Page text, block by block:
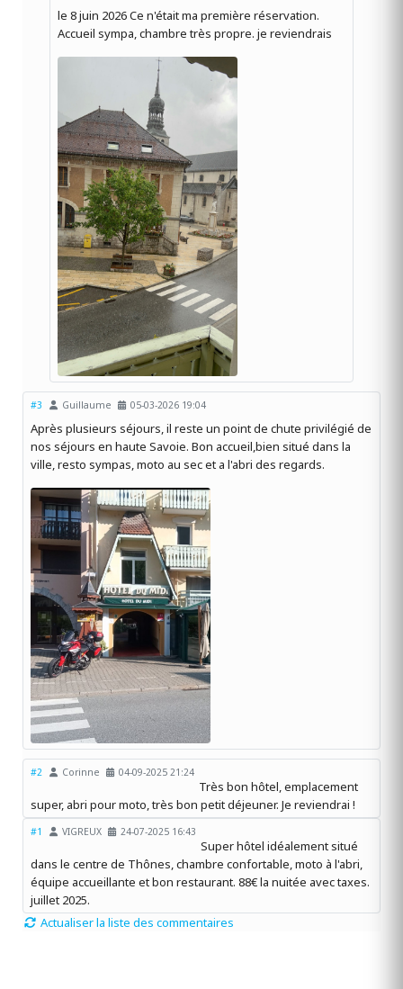
le 8 juin 2026 Ce n'était ma première réservation.
Accueil sympa, chambre très propre. je reviendrais
#3 Guillaume 05-03-2026 19:04
Après plusieurs séjours, il reste un point de chute privilégié de
nos séjours en haute Savoie. Bon accueil,bien situé dans la
ville, resto sympas, moto au sec et a l'abri des regards.
#2 Corinne 04-09-2025 21:24
Très bon hôtel, emplacement
super, abri pour moto, très bon petit déjeuner. Je reviendrai !
#1 VIGREUX 24-07-2025 16:43
Super hôtel idéalement situé
dans le centre de Thônes, chambre confortable, moto à l'abri,
équipe accueillante et bon restaurant. 88€ la nuitée avec taxes.
juillet 2025.
Actualiser la liste des commentaires